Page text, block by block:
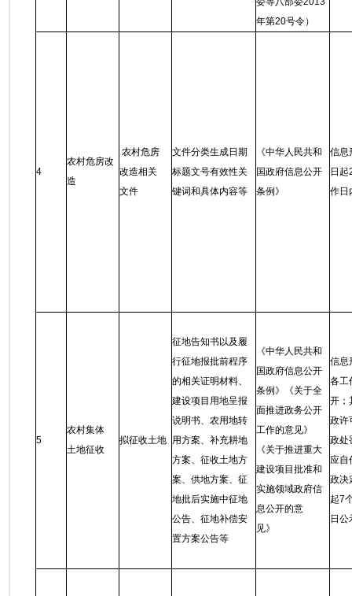
年第20号令）
4
农村危房改
造
农村危房
改造相关
文件
文件分类生成日期
标题文号有效性关
键词和具体内容等
《中华人民共和
国政府信息公开
条例 》
信息
日起
作日
5
农村集体
土地征收
拟征收土地
征地告知书以及履
行征地报批前程序
的相关证明材料、
建设项目用地呈报
说明书、农用地转
用方案、补充耕地
方案、征收土地方
案、供地方案、征
地批后实施中征地
公告、征地补偿安
置方案公告等
《中华人民共和
国政府信息公开
条例 》
《关于全
面推进政务公开
工作的意见》
《关于推进重大
建设项目批准和
实施领域政府信
息公开的意
见》
信息
各工
开；
政许
政处
应自
政决
起7
日公